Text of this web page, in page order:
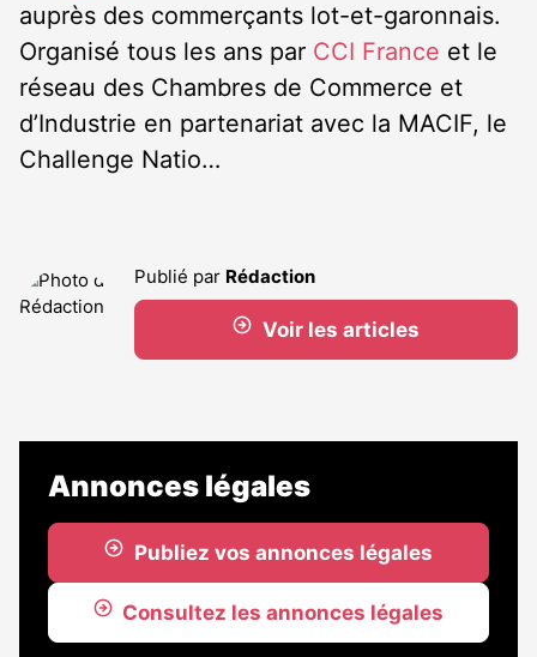
auprès des commerçants lot-et-garonnais.
Organisé tous les ans par CCI France et le
réseau des Chambres de Commerce et
d’Industrie en partenariat avec la MACIF, le
Challenge Natio…
Publié par Rédaction
Voir les articles
Annonces légales
Publiez vos annonces légales
Consultez les annonces légales